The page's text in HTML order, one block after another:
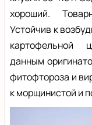
хороший.
Устойчив к
картофельной
данным
фитофтороза и
к морщинистой и